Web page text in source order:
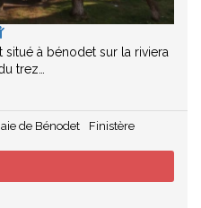
situé à bénodet sur la riviera
trez…
de Bénodet
Finistère